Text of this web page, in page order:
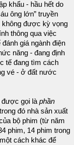
khẩu - hầu hết do
ông lớn” truyền
không được kỳ vọng
thông qua việc
giá ngành điện
năng - đang định
tế đang tìm cách
vé - ở đất nước
được gọi làphần
đó nhà sản xuất
bộ phim (từ năm
phim, 14 phim trong
cách khác để